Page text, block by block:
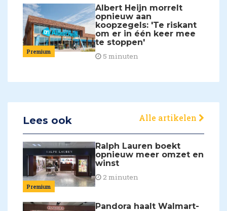
Premium
Albert Heijn morrelt
opnieuw aan
koopzegels: 'Te riskant
om er in één keer mee
te stoppen'
5 minuten
Lees ook Alle artikelen
Premium
Ralph Lauren boekt
opnieuw meer omzet en
winst
2 minuten
Pandora haalt Walmart-